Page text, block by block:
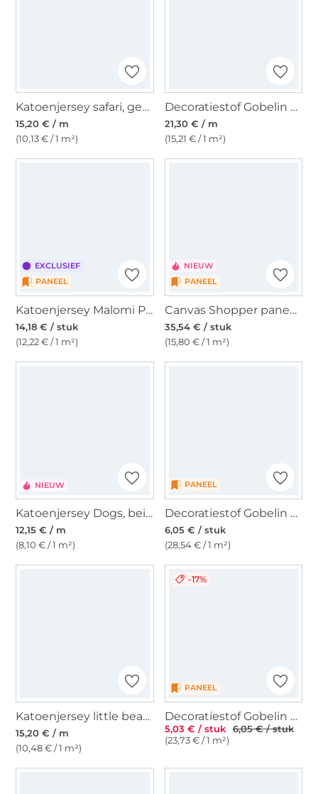
Katoenjersey safari, gebroken wit
15,20 € / m
(10,13 € / 1 m²)
Decoratiestof Gobelin Vintage
21,30 € / m
(15,21 € / 1 m²)
EXCLUSIEF
PANEEL
Katoenjersey Malomi Paneel Purple Springtime, donkerblauw 145 x 80 cm
14,18 € / stuk
(12,22 € / 1 m²)
NIEUW
PANEEL
Canvas Shopper paneel voor tas Sardines 150 x 150 cm
35,54 € / stuk
(15,80 € / 1 m²)
NIEUW
Katoenjersey Dogs, beige
12,15 € / m
(8,10 € / 1 m²)
PANEEL
Decoratiestof Gobelin paneel Little Kitten, 46 x 46 cm
6,05 € / stuk
(28,54 € / 1 m²)
Katoenjersey little bear, zandkleurig
15,20 € / m
(10,48 € / 1 m²)
PANEEL
-17%
Decoratiestof Gobelin stof Tomte Little Kitten paneel, 46 x 46 cm
5,03 € / stuk
6,05 € / stuk
(23,73 € / 1 m²)